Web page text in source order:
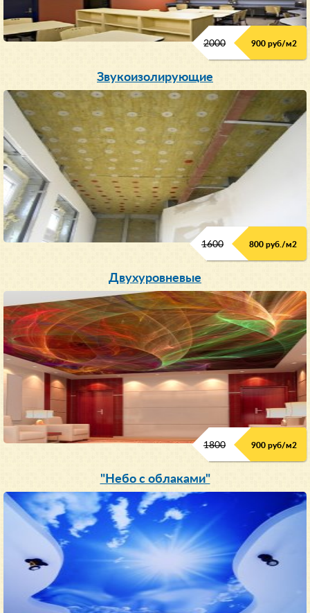
2000 900 руб/м2
Звукоизолирующие
1600 800 руб./м2
Двухуровневые
1800 900 руб/м2
"Небо с облаками"